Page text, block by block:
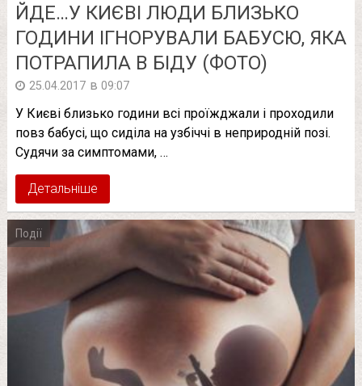
ЙДЕ…У КИЄВІ ЛЮДИ БЛИЗЬКО
ГОДИНИ ІГНОРУВАЛИ БАБУСЮ, ЯКА
ПОТРАПИЛА В БІДУ (ФОТО)
25.04.2017 в 09:07
У Києві близько години всі проїжджали і проходили
повз бабусі, що сиділа на узбіччі в неприродній позі.
Судячи за симптомами, …
Детальніше
Події